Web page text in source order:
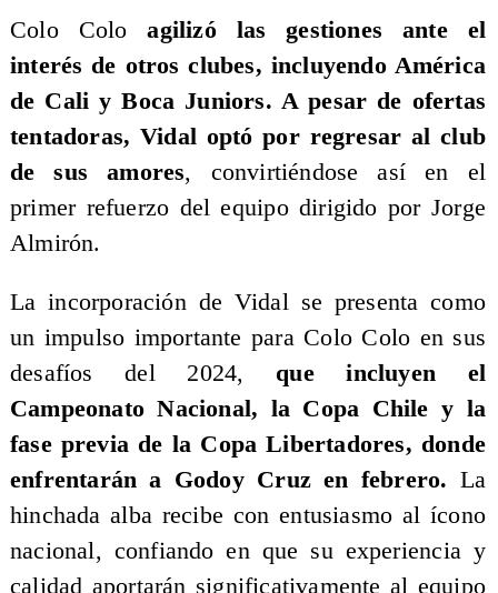
Colo Coloagilizó las gestiones ante el
interés de otros clubes, incluyendo América
de Cali y Boca Juniors. A pesar de ofertas
tentadoras, Vidal optó por regresar al club
de sus amores, convirtiéndose así en el
primer refuerzo del equipo dirigido por Jorge
Almirón.
La incorporación de Vidal se presenta como
un impulso importante para Colo Colo en sus
desafíos del 2024,
que incluyen el
Campeonato Nacional, la Copa Chile y la
fase previa de la Copa Libertadores, donde
enfrentarán a Godoy Cruz en febrero. La
hinchada alba recibe con entusiasmo al ícono
nacional, confiando en que su experiencia y
calidad aportarán significativamente al equipo